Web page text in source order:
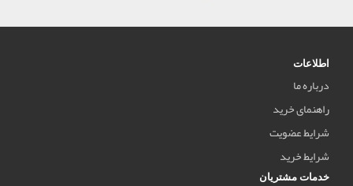
اطلاعات
درباره ما
راهنمای خرید
شرایط عضویت
شرایط خرید
خدمات مشتریان